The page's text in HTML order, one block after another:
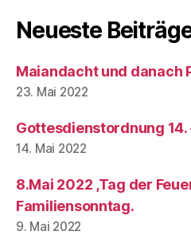
Neueste
Maiandacht und danach
23. Mai 2022
Gottesdienstordnung 14.
14. Mai 2022
8.Mai 2022 ,Tag der
Familiensonntag.
9. Mai 2022